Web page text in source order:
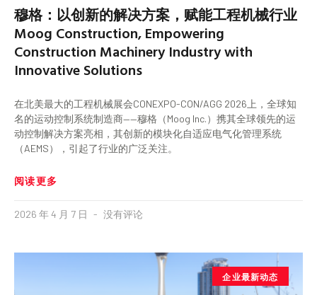
穆格：以创新的解决方案，赋能工程机械行业
Moog Construction, Empowering
Construction Machinery Industry with
Innovative Solutions
在北美最大的工程机械展会CONEXPO-CON/AGG 2026上，全球知
名的运动控制系统制造商——穆格（Moog Inc.）携其全球领先的运
动控制解决方案亮相，其创新的模块化自适应电气化管理系统
（AEMS），引起了行业的广泛关注。
阅读更多
2026 年 4 月 7 日 没有评论
企业最新动态